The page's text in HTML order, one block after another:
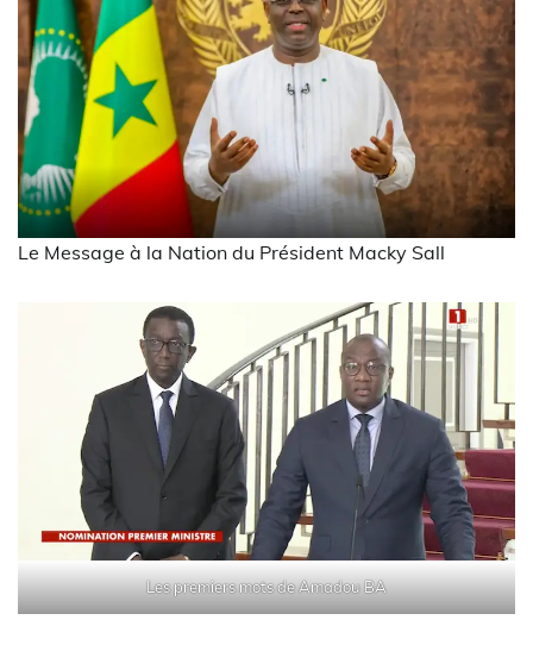
Le Message à la Nation du Président Macky Sall
Les premiers mots de Amadou BA